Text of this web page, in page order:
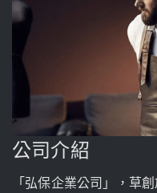
公司介紹
「弘保企業公司」，草